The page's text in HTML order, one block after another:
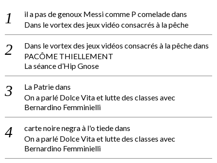
il a pas de genoux Messi comme P comeladedans
Dans le vortex des jeux vidéo consacrés à la pêche
Dans le vortex des jeux vidéos consacrés à la pêchedans
PACÔME THIELLEMENT
La séance d’Hip Gnose
La Patriedans
On a parlé Dolce Vita et lutte des classes avec
Bernardino Femminielli
carte noire negra à l'o tiededans
On a parlé Dolce Vita et lutte des classes avec
Bernardino Femminielli